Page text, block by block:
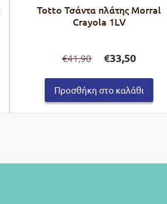
Totto Τσάντα πλάτης Morral
Crayola 1LV
€41,90
price
€41,90.
€33,50τρέχουσα
είναι:
€33,50.
Προσθήκη στο καλάθι